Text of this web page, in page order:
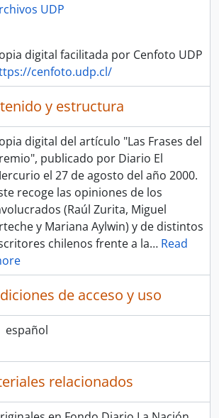
UDP
digital facilitada por Cenfoto UDP
cenfoto.udp.cl/
y estructura
digital del artículo "Las Frases del
publicado por Diario El
el 27 de agosto del año 2000.
recoge las opiniones de los
(Raúl Zurita, Miguel
y Mariana Aylwin) y de distintos
chilenos frente a la… Read
de acceso y uso
español
relacionados